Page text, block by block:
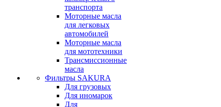
транспорта
Моторные масла
для легковых
автомобилей
Моторные масла
для мототехники
Трансмиссионные
масла
Фильтры SAKURA
Для грузовых
Для иномарок
Для